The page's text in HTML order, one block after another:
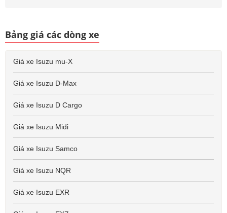
Bảng giá các dòng xe
Giá xe Isuzu mu-X
Giá xe Isuzu D-Max
Giá xe Isuzu D Cargo
Giá xe Isuzu Midi
Giá xe Isuzu Samco
Giá xe Isuzu NQR
Giá xe Isuzu EXR